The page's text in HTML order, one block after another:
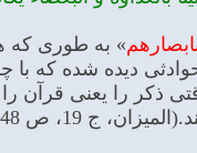
» به طوری که
دیده شده که
را يعنى قرآن را
ج 19، ص 648 )